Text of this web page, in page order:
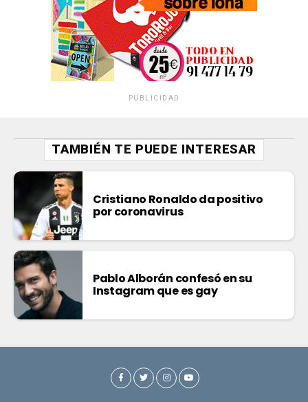
PUBLICIDAD
TAMBIÉN TE PUEDE INTERESAR
Cristiano Ronaldo da positivo
por coronavirus
Pablo Alborán confesó en su
Instagram que es gay